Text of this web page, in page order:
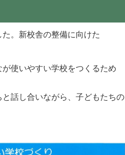
。新校舎の整備に向けた
使いやすい学校をつくるため
話し合いながら、子どもたちの